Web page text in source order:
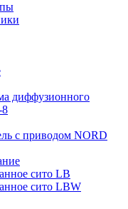
диффузионного
с приводом NORD
сито LB
сито LBW